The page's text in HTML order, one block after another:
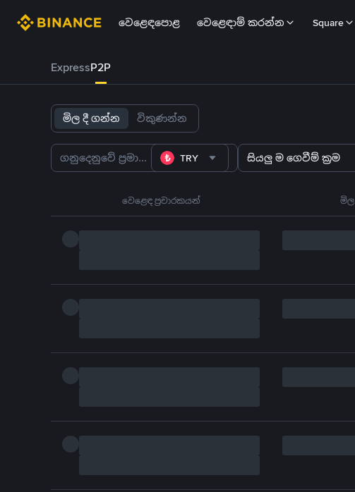
වෙළෙඳපොළ වෙළෙඳාම් කරන්න Square
ExpressP2P
මිල දී ගන්න විකුණන්න
TRY සියලු ම ගෙවීම් ක්‍රම
වෙළෙඳ ප්‍රචාරකයන් මිල